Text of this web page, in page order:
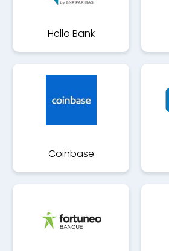
Hello Bank
Coinbase